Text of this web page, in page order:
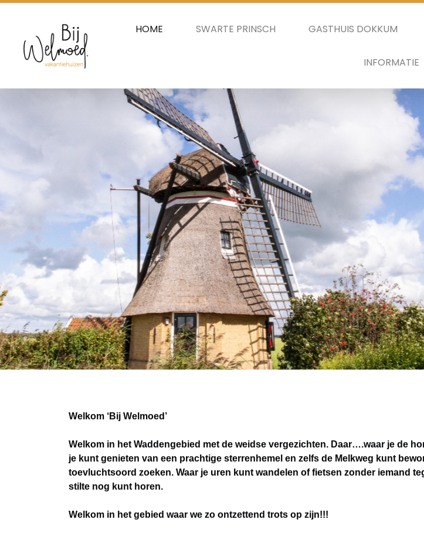
HOME SWARTE PRINSCH GASTHUIS DOKKUM
INFORMATIE
Welkom ‘Bij Welmoed’
Welkom in het Waddengebied met de weidse vergezichten. Daar….waar je de
je kunt genieten van een prachtige sterrenhemel en zelfs de Melkweg kunt
toevluchtsoord zoeken. Waar je uren kunt wandelen of fietsen zonder iemand
stilte nog kunt horen.
Welkom in het gebied waar we zo ontzettend trots op zijn!!!